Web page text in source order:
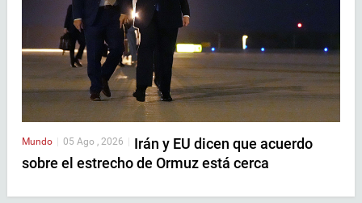
Mundo 05 Ago , 2026
Irán y EU dicen que acuerdo
sobre el estrecho de Ormuz está cerca